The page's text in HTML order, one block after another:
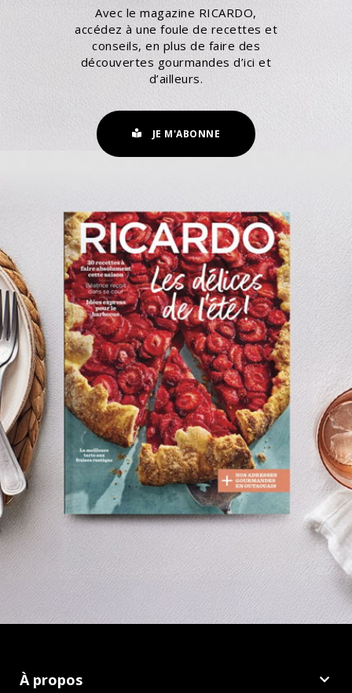
Avec le magazine RICARDO,
accédez à une foule de recettes et
conseils, en plus de faire des
découvertes gourmandes d’ici et
d’ailleurs.
JE M'ABONNE
À propos